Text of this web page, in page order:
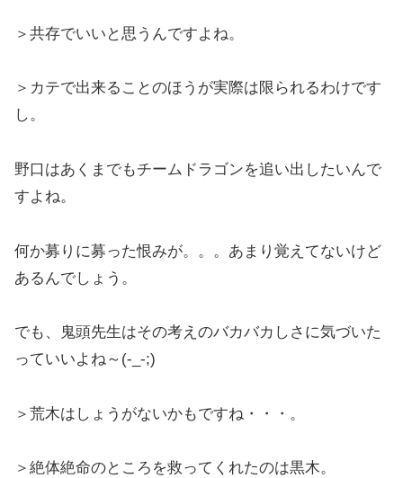
＞共存でいいと思うんですよね。
＞カテで出来ることのほうが実際は限られるわけです
し。
野口はあくまでもチームドラゴンを追い出したいんで
すよね。
何か募りに募った恨みが。。。あまり覚えてないけど
あるんでしょう。
でも、鬼頭先生はその考えのバカバカしさに気づいた
っていいよね～(-_-;)
＞荒木はしょうがないかもですね・・・。
＞絶体絶命のところを救ってくれたのは黒木。